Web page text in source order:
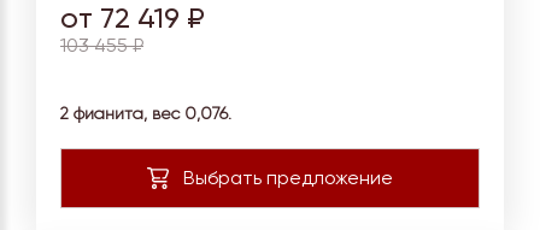
от 72 419 ₽
103 455 ₽
2 фианита, вес 0,076.